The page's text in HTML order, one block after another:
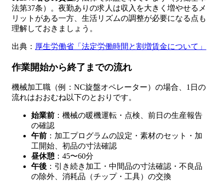
法第37条）。夜勤ありの求人は収入を大きく増やせるメ
リットがある一方、生活リズムの調整が必要になる点も
理解しておきましょう。
出典： 厚生労働省「法定労働時間と割増賃金について」
作業開始から終了までの流れ
機械加工職（例：NC旋盤オペレーター）の場合、1日の
流れはおおむね以下のとおりです。
始業前 ：機械の暖機運転・点検、前日の生産報告
の確認
午前 ：加工プログラムの設定・素材のセット・加
工開始、初品の寸法確認
昼休憩 ：45〜60分
午後 ：引き続き加工・中間品の寸法確認・不良品
の除外、消耗品（チップ・工具）の交換